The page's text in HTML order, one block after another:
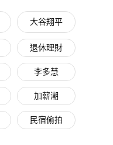
大谷翔平
退休理財
李多慧
加薪潮
民宿偷拍